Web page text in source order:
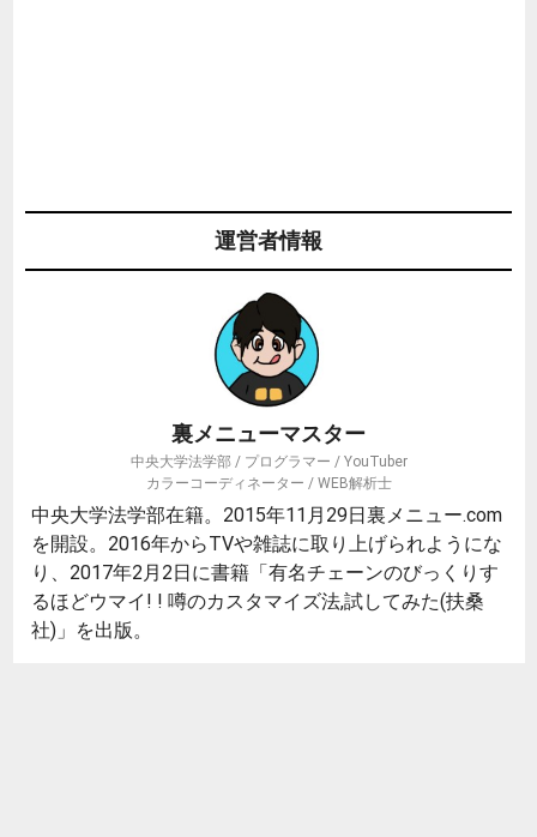
運営者情報
裏メニューマスター
中央大学法学部 / プログラマー / YouTuber
カラーコーディネーター / WEB解析士
中央大学法学部在籍。2015年11月29日裏メニュー.com
を開設。2016年からTVや雑誌に取り上げられようにな
り、2017年2月2日に書籍「有名チェーンのびっくりす
るほどウマイ! ! 噂のカスタマイズ法,試してみた(扶桑
社)」を出版。